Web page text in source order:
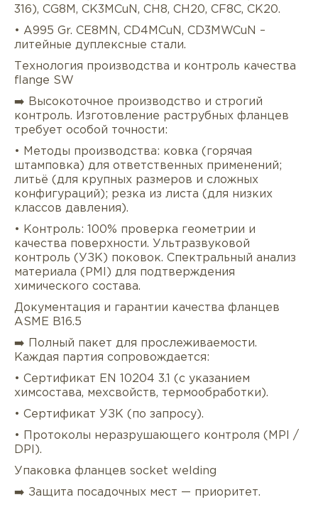
316), CG8M, CK3MCuN, CH8, CH20, CF8C, CK20.
• A995 Gr. CE8MN, CD4MCuN, CD3MWCuN –
литейные дуплексные стали.
Технология производства и контроль качества
flange SW
➡️ Высокоточное производство и строгий
контроль. Изготовление раструбных фланцев
требует особой точности:
• Методы производства: ковка (горячая
штамповка) для ответственных применений;
литьё (для крупных размеров и сложных
конфигураций); резка из листа (для низких
классов давления).
• Контроль: 100% проверка геометрии и
качества поверхности. Ультразвуковой
контроль (УЗК) поковок. Спектральный анализ
материала (PMI) для подтверждения
химического состава.
Документация и гарантии качества фланцев
ASME B16.5
➡️ Полный пакет для прослеживаемости.
Каждая партия сопровождается:
• Сертификат EN 10204 3.1 (с указанием
химсостава, мехсвойств, термообработки).
• Сертификат УЗК (по запросу).
• Протоколы неразрушающего контроля (MPI /
DPI).
Упаковка фланцев socket welding
➡️ Защита посадочных мест — приоритет.